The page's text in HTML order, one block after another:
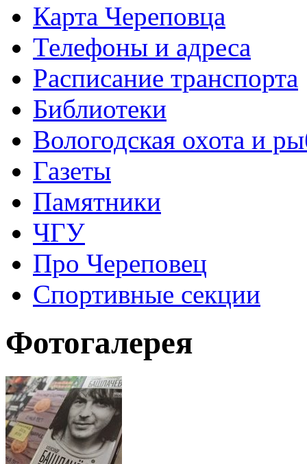
Карта Череповца
Телефоны и адреса
Расписание транспорта
Библиотеки
Вологодская охота и
Газеты
Памятники
ЧГУ
Про Череповец
Спортивные секции
Фотогалерея